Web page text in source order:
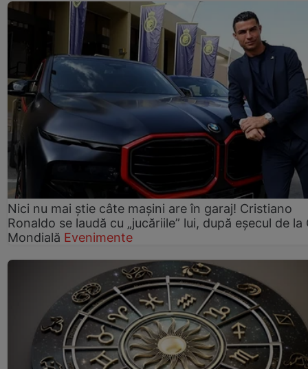
Nici nu mai știe câte mașini are în garaj! Cristiano
Ronaldo se laudă cu „jucăriile” lui, după eșecul de la
Mondială Evenimente